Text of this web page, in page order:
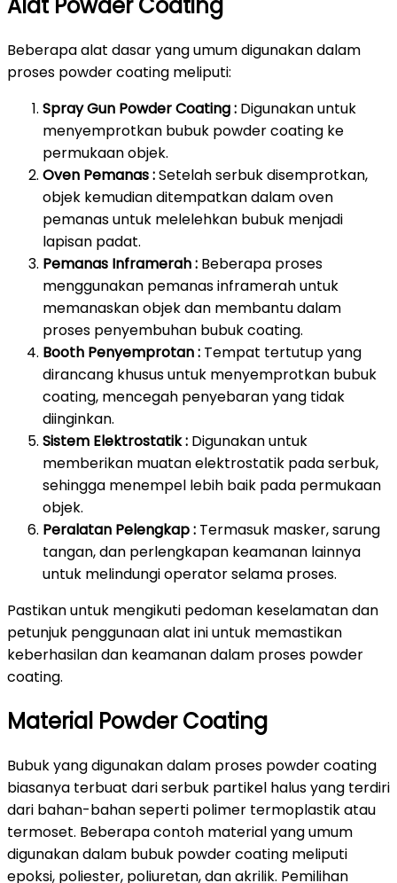
Alat Powder Coating
Beberapa alat dasar yang umum digunakan dalam
proses powder coating meliputi:
Spray Gun Powder Coating : Digunakan untuk
menyemprotkan bubuk powder coating ke
permukaan objek.
Oven Pemanas :Setelah serbuk disemprotkan,
objek kemudian ditempatkan dalam oven
pemanas untuk melelehkan bubuk menjadi
lapisan padat.
Pemanas Inframerah : Beberapa proses
menggunakan pemanas inframerah untuk
memanaskan objek dan membantu dalam
proses penyembuhan bubuk coating.
Booth Penyemprotan : Tempat tertutup yang
dirancang khusus untuk menyemprotkan bubuk
coating, mencegah penyebaran yang tidak
diinginkan.
Sistem Elektrostatik : Digunakan untuk
memberikan muatan elektrostatik pada serbuk,
sehingga menempel lebih baik pada permukaan
objek.
Peralatan Pelengkap : Termasuk masker, sarung
tangan, dan perlengkapan keamanan lainnya
untuk melindungi operator selama proses.
Pastikan untuk mengikuti pedoman keselamatan dan
petunjuk penggunaan alat ini untuk memastikan
keberhasilan dan keamanan dalam proses powder
coating.
Material Powder Coating
Bubuk yang digunakan dalam proses powder coating
biasanya terbuat dari serbuk partikel halus yang terdiri
dari bahan-bahan seperti polimer termoplastik atau
termoset. Beberapa contoh material yang umum
digunakan dalam bubuk powder coating meliputi
epoksi, poliester, poliuretan, dan akrilik. Pemilihan